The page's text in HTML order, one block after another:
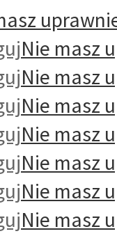
Nie masz
Nie masz
Nie masz
Nie masz
Nie masz
Nie masz
Nie masz